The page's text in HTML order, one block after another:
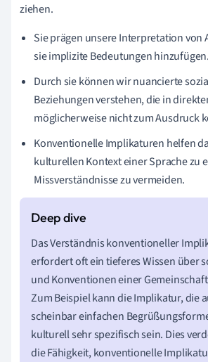
ziehen.
Sie prägen unsere Interpretation von
sie implizite Bedeutungen hinzufügen.
Durch sie können wir nuancierte
Beziehungen verstehen, die in
möglicherweise nicht zum Ausdruck
Konventionelle Implikaturen helfen
kulturellen Kontext einer Sprache zu
Missverständnisse zu vermeiden.
Das Verständnis konventioneller
erfordert oft ein tieferes Wissen über
und Konventionen einer
Zum Beispiel kann die Implikatur, die
scheinbar einfachen
kulturell sehr spezifisch sein. Dies
die Fähigkeit, konventionelle